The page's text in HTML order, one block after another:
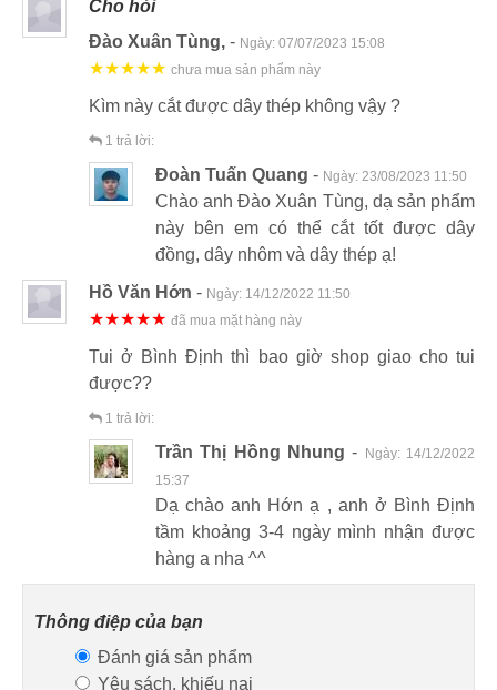
Cho hỏi
Đào Xuân Tùng, - Ngày: 07/07/2023 15:08
★★★★★ chưa mua sản phẩm này
Kìm này cắt được dây thép không vậy ?
1 trả lời:
Đoàn Tuấn Quang - Ngày: 23/08/2023 11:50
Chào anh Đào Xuân Tùng, dạ sản phẩm
này bên em có thể cắt tốt được dây
đồng, dây nhôm và dây thép ạ!
Hồ Văn Hớn - Ngày: 14/12/2022 11:50
★★★★★ đã mua mặt hàng này
Tui ở Bình Định thì bao giờ shop giao cho tui
được??
1 trả lời:
Trần Thị Hồng Nhung - Ngày: 14/12/2022
15:37
Dạ chào anh Hớn ạ , anh ở Bình Định
tầm khoảng 3-4 ngày mình nhận được
hàng a nha ^^
Thông điệp của bạn
Đánh giá sản phẩm
Yêu sách, khiếu nại